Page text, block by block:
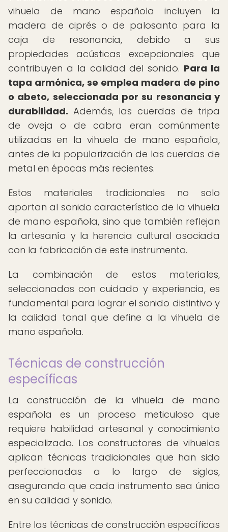
vihuela de mano española incluyen la
madera de ciprés o de palosanto para la
caja de resonancia, debido a sus
propiedades acústicas excepcionales que
contribuyen a la calidad del sonido. Para la
tapa armónica, se emplea madera de pino
o abeto, seleccionada por su resonancia y
durabilidad. Además, las cuerdas de tripa
de oveja o de cabra eran comúnmente
utilizadas en la vihuela de mano española,
antes de la popularización de las cuerdas de
metal en épocas más recientes.
Estos materiales tradicionales no solo
aportan al sonido característico de la vihuela
de mano española, sino que también reflejan
la artesanía y la herencia cultural asociada
con la fabricación de este instrumento.
La combinación de estos materiales,
seleccionados con cuidado y experiencia, es
fundamental para lograr el sonido distintivo y
la calidad tonal que define a la vihuela de
mano española.
Técnicas de construcción
específicas
La construcción de la vihuela de mano
española es un proceso meticuloso que
requiere habilidad artesanal y conocimiento
especializado. Los constructores de vihuelas
aplican técnicas tradicionales que han sido
perfeccionadas a lo largo de siglos,
asegurando que cada instrumento sea único
en su calidad y sonido.
Entre las técnicas de construcción específicas